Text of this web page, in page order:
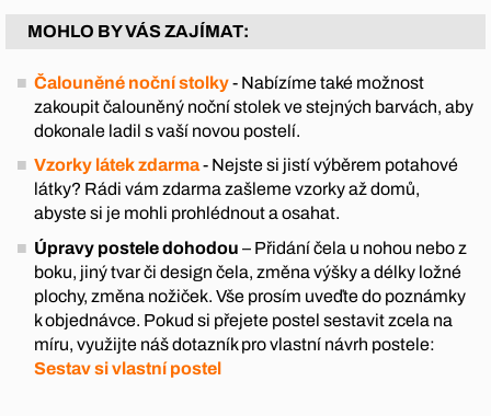
MOHLO BY VÁS ZAJÍMAT:
Čalouněné noční stolky- Nabízíme také možnost
zakoupit čalouněný noční stolek ve stejných barvách, aby
dokonale ladil s vaší novou postelí.
Vzorky látek zdarma- Nejste si jistí výběrem potahové
látky? Rádi vám zdarma zašleme vzorky až domů,
abyste si je mohli prohlédnout a osahat.
Úpravy postele dohodou – Přidání čela u nohou nebo z
boku, jiný tvar či design čela, změna výšky a délky ložné
plochy, změna nožiček. Vše prosím uveďte do poznámky
k objednávce. Pokud si přejete postel sestavit zcela na
míru, využijte náš dotazník pro vlastní návrh postele:
Sestav si vlastní postel